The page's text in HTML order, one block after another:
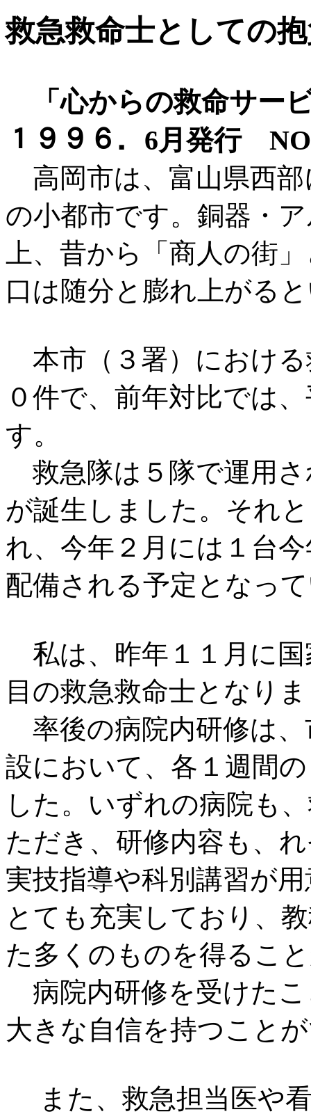
救急救命士としての
「心からの救命サ
１９９６．6月発行
高岡市は、富山県西部
の小都市です。銅器・
上、昔から「商人の街
口は随分と膨れ上がる
本市（３署）におけ
０件で、前年対比では
す。
救急隊は５隊で運用さ
が誕生しました。それ
れ、今年２月には１台
配備される予定となっ
私は、昨年１１月に国
目の救急救命士となり
率後の病院内研修は、
設において、各１週間
した。いずれの病院も
ただき、研修内容も、
実技指導や科別講習が
とても充実しており、
た多くのものを得るこ
病院内研修を受けた
大きな自信を持つこと
また、救急担当医や